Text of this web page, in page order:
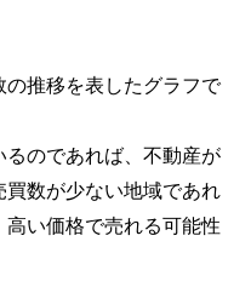
推移を表したグラフで
のであれば、不動産が
数が少ない地域であれ
い価格で売れる可能性